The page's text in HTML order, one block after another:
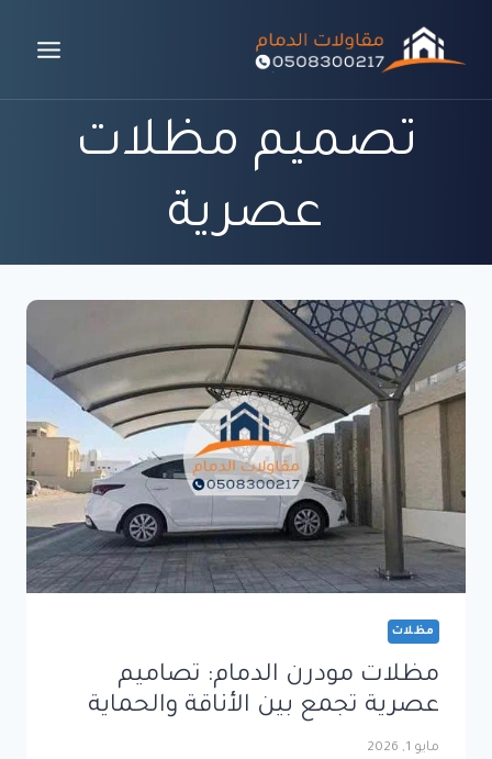
تصميم مظلات
عصرية
مظلات
مظلات مودرن الدمام: تصاميم
عصرية تجمع بين الأناقة والحماية
مايو 1, 2026